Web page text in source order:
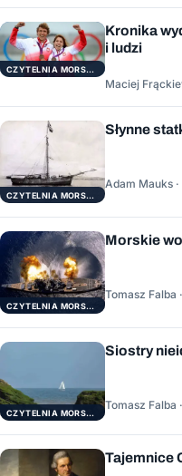
CZYTELNIA MORSKA
Kronika
i ludzi
Maciej
CZYTELNIA MORSKA
Słynne
Adam Mauks ·
CZYTELNIA MORSKA
Morskie
Tomasz Falba ·
CZYTELNIA MORSKA
Siostry
Tomasz Falba ·
Tajemnice